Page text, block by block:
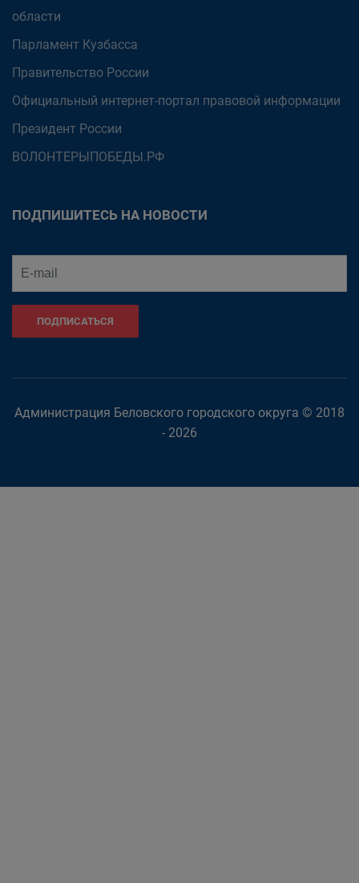
области
Парламент Кузбасса
Правительство России
Официальный интернет-портал правовой информации
Президент России
ВОЛОНТЕРЫПОБЕДЫ.РФ
ПОДПИШИТЕСЬ НА НОВОСТИ
ПОДПИСАТЬСЯ
Администрация Беловского городского округа © 2018
- 2026